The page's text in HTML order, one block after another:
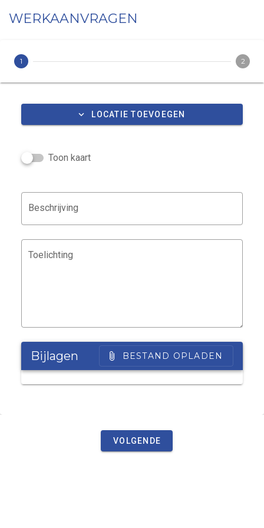
WERKAANVRAGEN
1 2
LOCATIE TOEVOEGEN
Toon kaart
Beschrijving
Toelichting
Bijlagen BESTAND OPLADEN
VOLGENDE